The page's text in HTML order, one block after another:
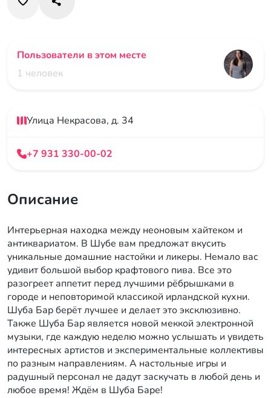
Пользователи в этом месте
1 человек
Улица Некрасова, д. 34
+7 931 330-00-02
Описание
Интерьерная находка между неоновым хайтеком и
антиквариатом. В Шубе вам предложат вкусить
уникальные домашние настойки и ликеры. Немало вас
удивит большой выбор крафтового пива. Все это
разогреет аппетит перед лучшими рёбрышками в
городе и неповторимой классикой ирландской кухни.
Шуба Бар берёт лучшее и делает это эксклюзивно.
Также Шуба Бар является новой меккой электронной
музыки, где каждую неделю можно услышать и увидеть
интересных артистов и экспериментальные коллективы
по разным направлениям. А настольные игры и
радушный персонал не дадут заскучать в любой день и
любое время! Ждём в Шуба Баре!